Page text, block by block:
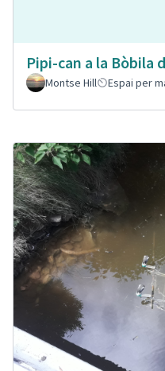
Pipi-can a la Bòbila
Montse Hill
Espai per